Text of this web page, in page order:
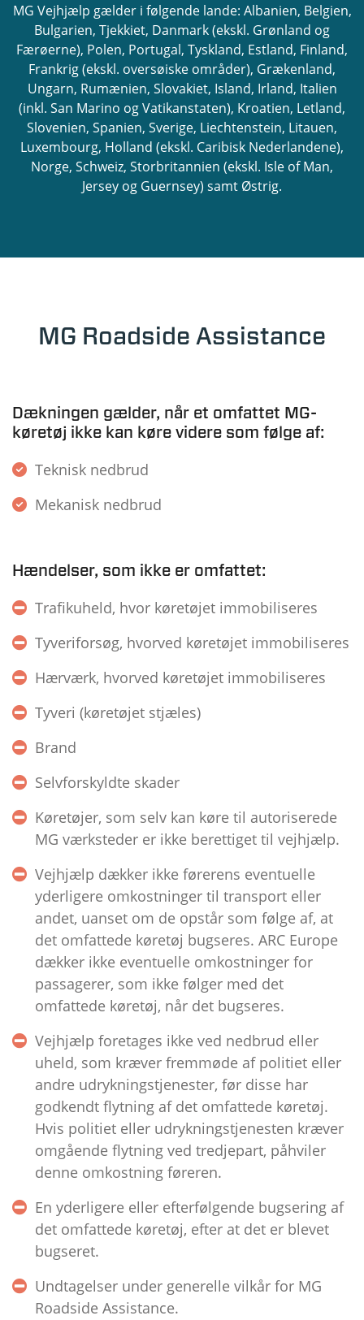
MG Vejhjælp gælder i følgende lande: Albanien, Belgien,
Bulgarien, Tjekkiet, Danmark (ekskl. Grønland og
Færøerne), Polen, Portugal, Tyskland, Estland, Finland,
Frankrig (ekskl. oversøiske områder), Grækenland,
Ungarn, Rumænien, Slovakiet, Island, Irland, Italien
(inkl. San Marino og Vatikanstaten), Kroatien, Letland,
Slovenien, Spanien, Sverige, Liechtenstein, Litauen,
Luxembourg, Holland (ekskl. Caribisk Nederlandene),
Norge, Schweiz, Storbritannien (ekskl. Isle of Man,
Jersey og Guernsey) samt Østrig.
MG Roadside Assistance
Dækningen gælder, når et omfattet MG-
køretøj ikke kan køre videre som følge af:
Teknisk nedbrud
Mekanisk nedbrud
Hændelser, som ikke er omfattet:
Trafikuheld, hvor køretøjet immobiliseres
Tyveriforsøg, hvorved køretøjet immobiliseres
Hærværk, hvorved køretøjet immobiliseres
Tyveri (køretøjet stjæles)
Brand
Selvforskyldte skader
Køretøjer, som selv kan køre til autoriserede
MG værksteder er ikke berettiget til vejhjælp.
Vejhjælp dækker ikke førerens eventuelle
yderligere omkostninger til transport eller
andet, uanset om de opstår som følge af, at
det omfattede køretøj bugseres. ARC Europe
dækker ikke eventuelle omkostninger for
passagerer, som ikke følger med det
omfattede køretøj, når det bugseres.
Vejhjælp foretages ikke ved nedbrud eller
uheld, som kræver fremmøde af politiet eller
andre udrykningstjenester, før disse har
godkendt flytning af det omfattede køretøj.
Hvis politiet eller udrykningstjenesten kræver
omgående flytning ved tredjepart, påhviler
denne omkostning føreren.
En yderligere eller efterfølgende bugsering af
det omfattede køretøj, efter at det er blevet
bugseret.
Undtagelser under generelle vilkår for MG
Roadside Assistance.